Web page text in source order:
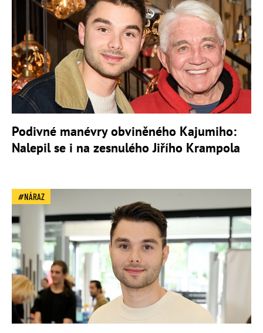
Podivné manévry obviněného Kajumiho:
Nalepil se i na zesnulého Jiřího Krampola
NÁRAZ